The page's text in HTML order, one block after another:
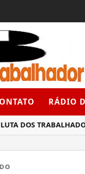
RÁDIO